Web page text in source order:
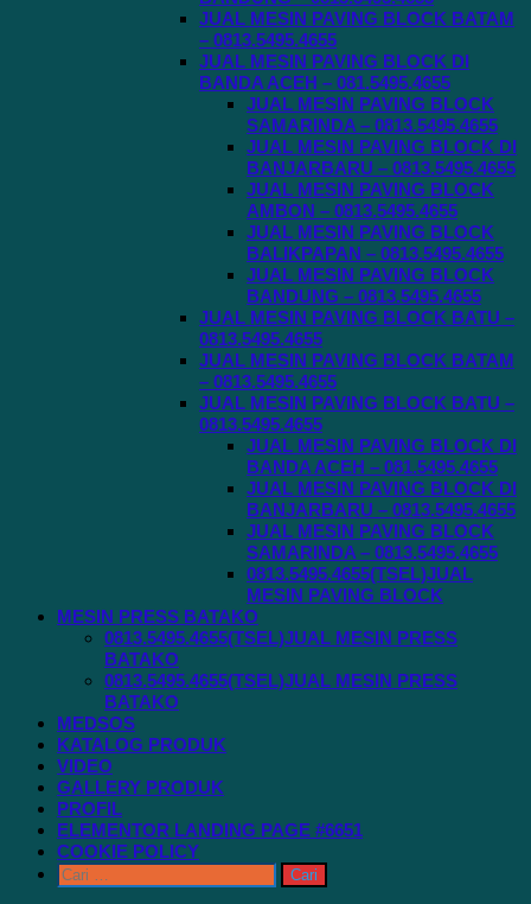
JUAL MESIN PAVING BLOCK BATAM
– 0813.5495.4655
JUAL MESIN PAVING BLOCK DI
BANDA ACEH – 081.5495.4655
JUAL MESIN PAVING BLOCK
SAMARINDA – 0813.5495.4655
JUAL MESIN PAVING BLOCK DI
BANJARBARU – 0813.5495.4655
JUAL MESIN PAVING BLOCK
AMBON – 0813.5495.4655
JUAL MESIN PAVING BLOCK
BALIKPAPAN – 0813.5495.4655
JUAL MESIN PAVING BLOCK
BANDUNG – 0813.5495.4655
JUAL MESIN PAVING BLOCK BATU –
0813.5495.4655
JUAL MESIN PAVING BLOCK BATAM
– 0813.5495.4655
JUAL MESIN PAVING BLOCK BATU –
0813.5495.4655
JUAL MESIN PAVING BLOCK DI
BANDA ACEH – 081.5495.4655
JUAL MESIN PAVING BLOCK DI
BANJARBARU – 0813.5495.4655
JUAL MESIN PAVING BLOCK
SAMARINDA – 0813.5495.4655
0813.5495.4655(TSEL)JUAL
MESIN PAVING BLOCK
MESIN PRESS BATAKO
0813.5495.4655(TSEL)JUAL MESIN PRESS
BATAKO
0813.5495.4655(TSEL)JUAL MESIN PRESS
BATAKO
MEDSOS
KATALOG PRODUK
VIDEO
GALLERY PRODUK
PROFIL
ELEMENTOR LANDING PAGE #6651
COOKIE POLICY
Cari
untuk: